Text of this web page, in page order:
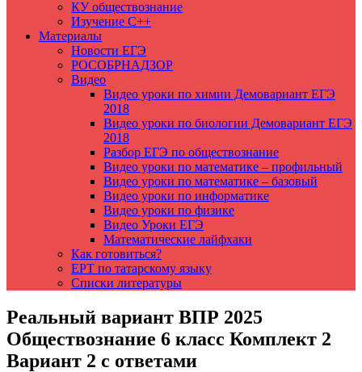
КУ обществознание
Изучение C++
Материалы
Новости ЕГЭ
РОСОБРНАДЗОР
Видео
Видео уроки по химии Демовариант ЕГЭ
2018
Видео уроки по биологии Демовариант ЕГЭ
2018
Разбор ЕГЭ по обществознание
Видео уроки по математике – профильный
Видео уроки по математике – базовый
Видео уроки по информатике
Видео уроки по физике
Видео Уроки ЕГЭ
Математические лайфхаки
Как готовиться?
ЕРТ по татарскому языку
Списки литературы
Реальный вариант ВПР 2025
Обществознание 6 класс Комплект 2
Вариант 2 с ответами